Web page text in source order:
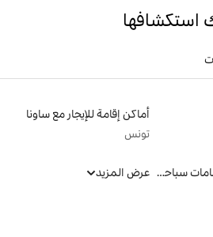
استكشافها
أماكن إقامة للإيجار مع ساونا
تونس
مساكن للإيجار مع حمامات سباحة عرض المزيد